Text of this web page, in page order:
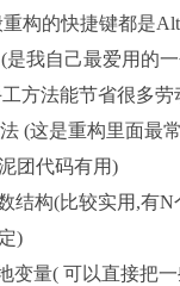
构的快捷键都是
是我自己最爱用的
工方法能节省很多劳
(这是重构里面最
团代码有用)
结构(比较实用,有
)
变量( 可以直接把